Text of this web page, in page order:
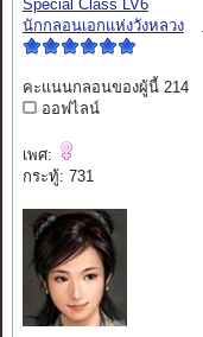
Special Class LV6
นักกลอนเอกแห่งวังหลวง
คะแนนกลอนของผู้นี้ 214
ออฟไลน์
เพศ:
กระทู้: 731